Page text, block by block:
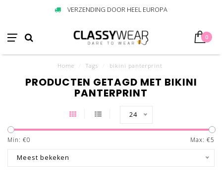
VERZENDING DOOR HEEL EUROPA
0
Home Tags bikini panterprint
PRODUCTEN GETAGD MET BIKINI
PANTERPRINT
24
Min: €0 Max: €5
Meest bekeken